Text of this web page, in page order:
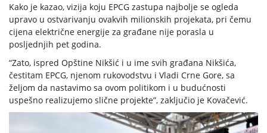
Kako je kazao, vizija koju EPCG zastupa najbolje se ogleda
upravo u ostvarivanju ovakvih milionskih projekata, pri čemu
cijena električne energije za građane nije porasla u
posljednjih pet godina.
“Zato, ispred Opštine Nikšić i u ime svih građana Nikšića,
čestitam EPCG, njenom rukovodstvu i Vladi Crne Gore, sa
željom da nastavimo sa ovom politikom i u budućnosti
uspešno realizujemo slične projekte”, zaključio je Kovačević.